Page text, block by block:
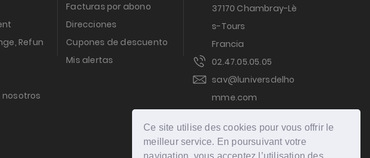
Ce site utilise des cookies pour vous offrir le
meilleur service. En poursuivant votre
navigation, vous acceptez l’utilisation des
Refun
Facturas por abono
Direcciones
Cupones de descuento
Mis alertas
37170 Chambray-Lè
s-Tours
Francia
02.47.05.05.05
sav@luniversdelho
mme.com
PAGO